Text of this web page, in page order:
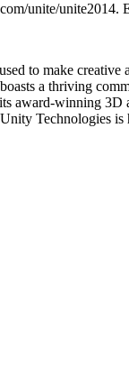
unite/
to make
a thriving
winning
Technologies